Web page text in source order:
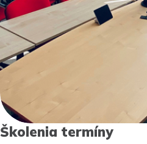
Školenia termíny